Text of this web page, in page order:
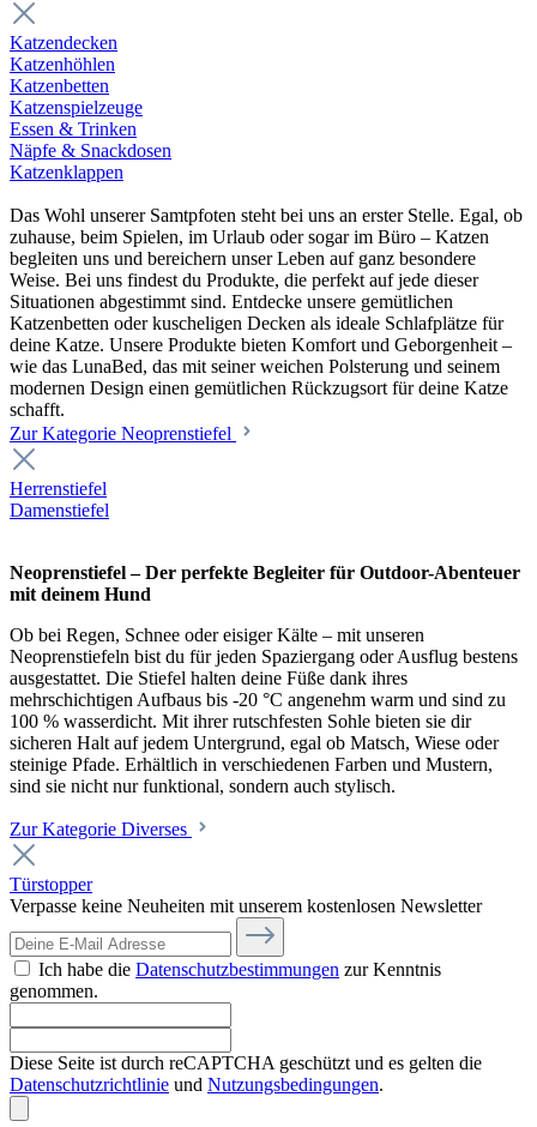
Katzendecken
Katzenhöhlen
Katzenbetten
Katzenspielzeuge
Essen & Trinken
Näpfe & Snackdosen
Katzenklappen
Das Wohl unserer Samtpfoten steht bei uns an erster Stelle. Egal, ob
zuhause, beim Spielen, im Urlaub oder sogar im Büro – Katzen
begleiten uns und bereichern unser Leben auf ganz besondere
Weise. Bei uns findest du Produkte, die perfekt auf jede dieser
Situationen abgestimmt sind. Entdecke unsere gemütlichen
Katzenbetten oder kuscheligen Decken als ideale Schlafplätze für
deine Katze. Unsere Produkte bieten Komfort und Geborgenheit –
wie das LunaBed, das mit seiner weichen Polsterung und seinem
modernen Design einen gemütlichen Rückzugsort für deine Katze
schafft.
Zur Kategorie Neoprenstiefel
Herrenstiefel
Damenstiefel
Neoprenstiefel – Der perfekte Begleiter für Outdoor-Abenteuer
mit deinem Hund
Ob bei Regen, Schnee oder eisiger Kälte – mit unseren
Neoprenstiefeln bist du für jeden Spaziergang oder Ausflug bestens
ausgestattet. Die Stiefel halten deine Füße dank ihres
mehrschichtigen Aufbaus bis -20 °C angenehm warm und sind zu
100 % wasserdicht. Mit ihrer rutschfesten Sohle bieten sie dir
sicheren Halt auf jedem Untergrund, egal ob Matsch, Wiese oder
steinige Pfade. Erhältlich in verschiedenen Farben und Mustern,
sind sie nicht nur funktional, sondern auch stylisch.
Zur Kategorie Diverses
Türstopper
Verpasse keine Neuheiten mit unserem kostenlosen Newsletter
Ich habe die Datenschutzbestimmungen zur Kenntnis
genommen.
Diese Seite ist durch reCAPTCHA geschützt und es gelten die
Datenschutzrichtlinie und Nutzungsbedingungen.